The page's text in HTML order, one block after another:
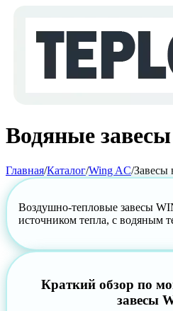
Водяные
Главная/Каталог/Wing AC/Завесы
Воздушно-тепловые завесы
источником тепла, с водяным
Краткий обзор по
завесы